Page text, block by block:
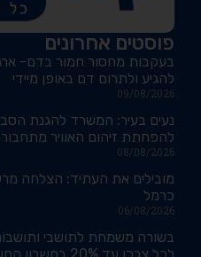
פוסטים אחרונים
בעקבות מחסור חמור בדם-
להגיע ולתרום דם באופן מיידי
09/08/2026
נעים בעיר: המשרד להגנת
להפחתת זיהום האוויר
08/08/2026
מובילים את העתיד: הצלחה
כרמל
06/08/2026
בשורה משמחת לתושבי